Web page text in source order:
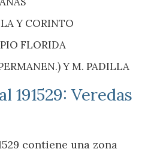
Y CORINTO
FLORIDA
Y M. PADILLA
191529: Veredas
contiene una zona